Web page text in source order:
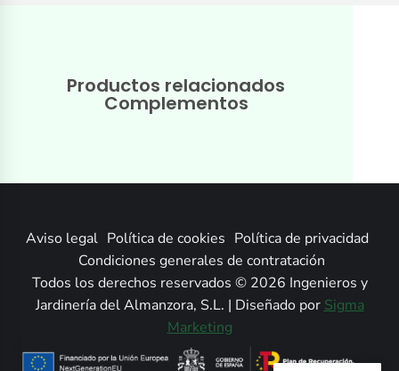
Productos relacionados
Complementos
Aviso legal Política de cookies Política de privacidad
Condiciones generales de contratación
Todos los derechos reservados © 2026 Ingenieros y
Jardinería del Almanzora, S.L. | Diseñado por Sigma
Marketing